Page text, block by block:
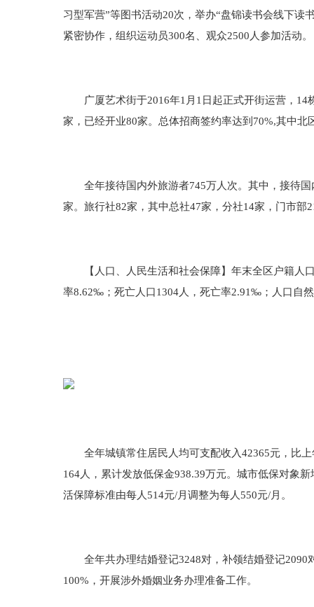
习型军营”等图书活动20次，举办“盘锦读书会线下
紧密协作，组织运动员300名、观众2500人参加活动。
广厦艺术街于2016年1月1日起正式开街运营，14
家，已经开业80家。总体招商签约率达到70%,其中北
全年接待国内外旅游者745万人次。其中，接待国
家。旅行社82家，其中总社47家，分社14家，门市部
【人口、人民生活和社会保障】年末全区户籍人口
率8.62‰；死亡人口1304人，死亡率2.91‰；人口自
全年城镇常住居民人均可支配收入42365元，比上
164人，累计发放低保金938.39万元。城市低保对象
活保障标准由每人514元/月调整为每人550元/月。
全年共办理结婚登记3248对，补领结婚登记2090
100%，开展涉外婚姻业务办理准备工作。